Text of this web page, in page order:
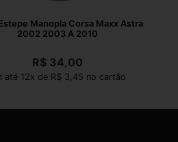
Manopla Corsa Maxx Astra
2002 2003 A 2010
R$34,00
até 12x de R$ 3,45 no cartão